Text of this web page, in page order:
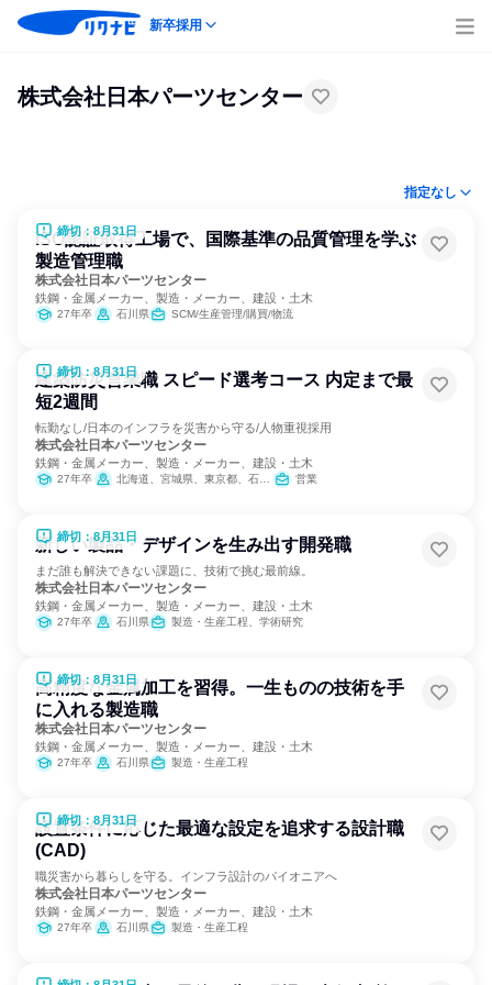
新卒採用
株式会社日本パーツセンター
指定なし
締切：8月31日
ISO認証取得工場で、国際基準の品質管理を学ぶ
製造管理職
株式会社日本パーツセンター
鉄鋼・金属メーカー、製造・メーカー、建設・土木
27年卒 石川県 SCM/生産管理/購買/物流
締切：8月31日
建築防災営業職 スピード選考コース 内定まで最
短2週間
転勤なし/日本のインフラを災害から守る/人物重視採用
株式会社日本パーツセンター
鉄鋼・金属メーカー、製造・メーカー、建設・土木
27年卒 北海道、宮城県、東京都、石川県、大阪府、福岡県 営業
締切：8月31日
新しい製品・デザインを生み出す開発職
まだ誰も解決できない課題に、技術で挑む最前線。
株式会社日本パーツセンター
鉄鋼・金属メーカー、製造・メーカー、建設・土木
27年卒 石川県 製造・生産工程、学術研究
締切：8月31日
高精度な金属加工を習得。一生ものの技術を手
に入れる製造職
株式会社日本パーツセンター
鉄鋼・金属メーカー、製造・メーカー、建設・土木
27年卒 石川県 製造・生産工程
締切：8月31日
設置条件に応じた最適な設定を追求する設計職
(CAD)
職災害から暮らしを守る。インフラ設計のパイオニアへ
株式会社日本パーツセンター
鉄鋼・金属メーカー、製造・メーカー、建設・土木
27年卒 石川県 製造・生産工程